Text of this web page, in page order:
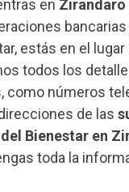
en Zirandaro
estás en el lugar
todos los
como números
de las
Bienestar en
toda la